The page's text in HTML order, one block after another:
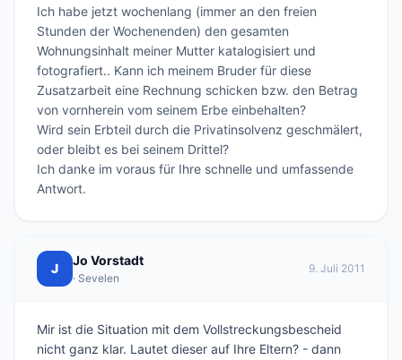
Ich habe jetzt wochenlang (immer an den freien
Stunden der Wochenenden) den gesamten
Wohnungsinhalt meiner Mutter katalogisiert und
fotografiert.. Kann ich meinem Bruder für diese
Zusatzarbeit eine Rechnung schicken bzw. den Betrag
von vornherein vom seinem Erbe einbehalten?
Wird sein Erbteil durch die Privatinsolvenz geschmälert,
oder bleibt es bei seinem Drittel?
Ich danke im voraus für Ihre schnelle und umfassende
Antwort.
J
Jo Vorstadt
· Sevelen
9. Juli 2011
Mir ist die Situation mit dem Vollstreckungsbescheid
nicht ganz klar. Lautet dieser auf Ihre Eltern? - dann